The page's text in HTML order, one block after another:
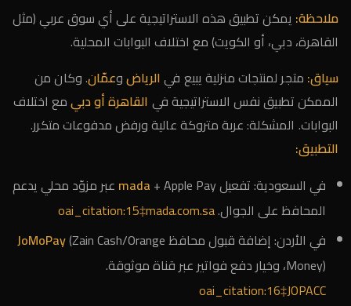
ملاحظة: يمكن تطبيق هذه الاستراتيجية على أي سوق عربي (مثل
القاهرة، دبي، أو الكويت) مع اختلاف البوابات المحلية.
سياق: متجر لمنتجات منزلية يبيع فيالرياضوعمّان. وكان من
الممكن تطبيق نفس الاستراتيجية في القاهرة أو دبيمع اختلاف
البوابات. المشكلة: عربة متروكة عالية ورفض مدفوعات متكرر.
التطبيق:
في السعودية: تفعيل
mada + Apple Pay عبر مزوّد محلي يدعم
المحافظ على الجوال.oai_citation:15‡mada.com.sa
في الأردن: إضافة قبول محافظ
JoMoPay(Zain Cash/Orange
Money)، وخيار دفع فواتير عبر قناة موثوقة.
oai_citation:16‡JOPACC